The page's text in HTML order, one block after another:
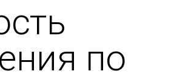
по